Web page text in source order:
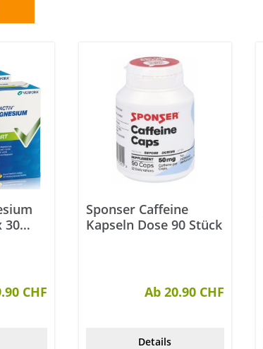
30
Bewertung von 5 von 5 Sternen
CHF
Sponser Caffeine
Kapseln Dose 90 Stück
Ab 20.90 CHF
Details